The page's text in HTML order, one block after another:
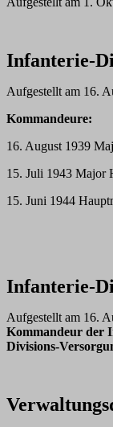
Infanterie-
Aufgestellt am 16.
Kommandeure:
16. August 1939
15. Juli 1943 Major
15. Juni 1944
Infanterie-
Aufgestellt am 16.
Kommandeur der
Divisions-